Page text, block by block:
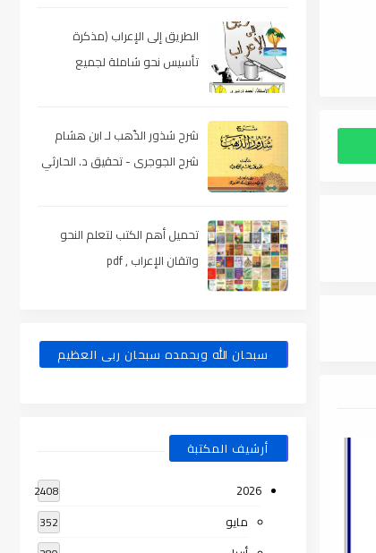
الطريق إلى الإعراب (مذكرة
تأسيس نحو شاملة لجميع
شرح شذور الذّهب لـ ابن هشام
شرح الجوجرى - تحقيق د. الحارثي
تحميل أهم الكتب لتعلم النحو
واتقان الإعراب , pdf
سبحان الله وبحمده سبحان ربى العظيم
أرشيف المكتبة
2026
2408
مايو 352